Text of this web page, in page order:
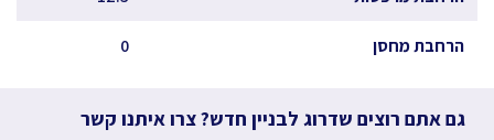
הרחבת מחסן 0
גם אתם רוצים שדרוג לבניין חדש? צרו איתנו קשר